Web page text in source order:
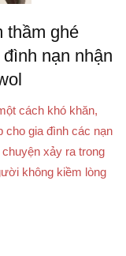
thầm ghé
nạn nhận
cách khó khăn,
cho gia đình các nạn
xảy ra trong
không kiềm lòng